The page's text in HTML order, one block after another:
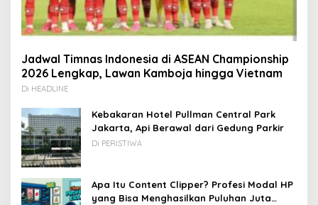
Jadwal Timnas Indonesia di ASEAN Championship
2026 Lengkap, Lawan Kamboja hingga Vietnam
Di HEADLINE
Kebakaran Hotel Pullman Central Park
Jakarta, Api Berawal dari Gedung Parkir
Di PERISTIWA
Apa Itu Content Clipper? Profesi Modal HP
yang Bisa Menghasilkan Puluhan Juta